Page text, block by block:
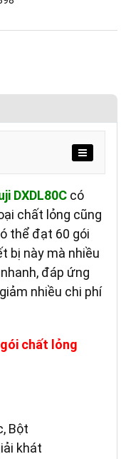
DXDL80C có
chất lỏng cũng
thể đạt 60 gói
bị này mà nhiều
đáp ứng
nhiều chi phí
chất lỏng
Bột
khát